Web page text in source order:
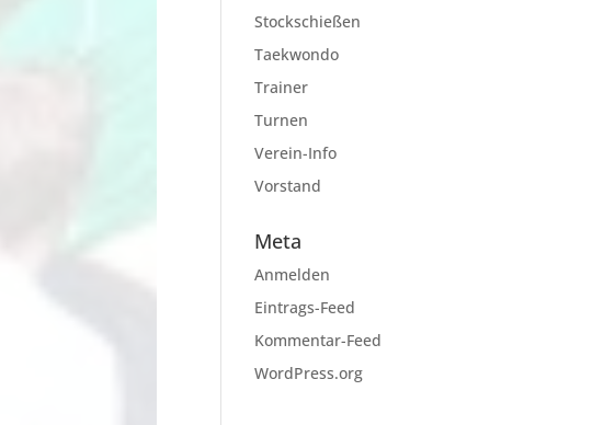
Stockschießen
Taekwondo
Trainer
Turnen
Verein-Info
Vorstand
Meta
Anmelden
Eintrags-Feed
Kommentar-Feed
WordPress.org